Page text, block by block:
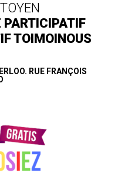
TOIMOINOUS
RUE FRANÇOIS